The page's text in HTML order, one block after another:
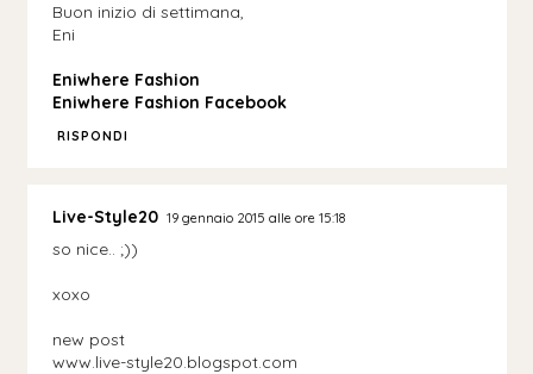
Buon inizio di settimana,
Eni
Eniwhere Fashion
Eniwhere Fashion Facebook
RISPONDI
Live-Style20 19 gennaio 2015 alle ore 15:18
so nice.. ;))
xoxo
new post
www.live-style20.blogspot.com